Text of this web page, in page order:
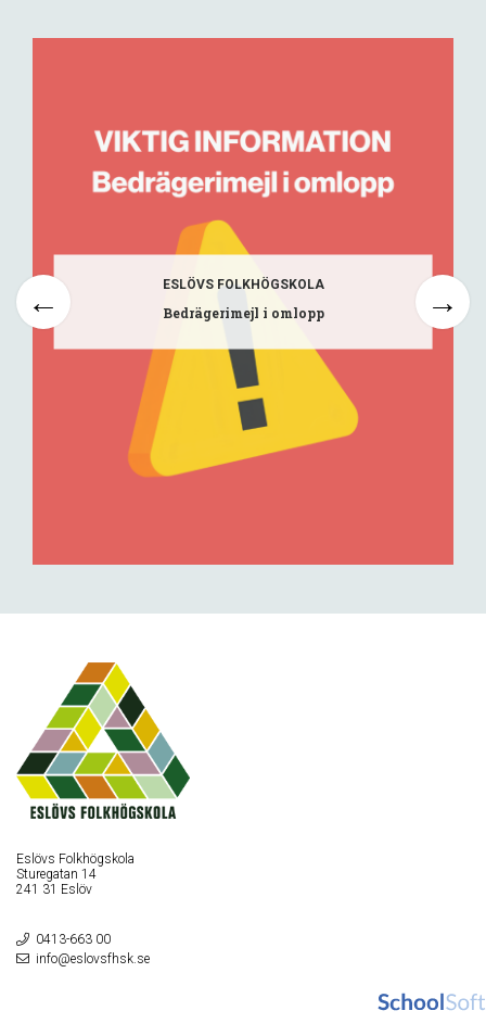
ESLÖVS FOLKHÖGSKOLA
Bedrägerimejl i omlopp
Eslövs Folkhögskola
Sturegatan 14
241 31 Eslöv
0413-663 00
info@eslovsfhsk.se